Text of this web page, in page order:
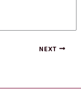
NEXT